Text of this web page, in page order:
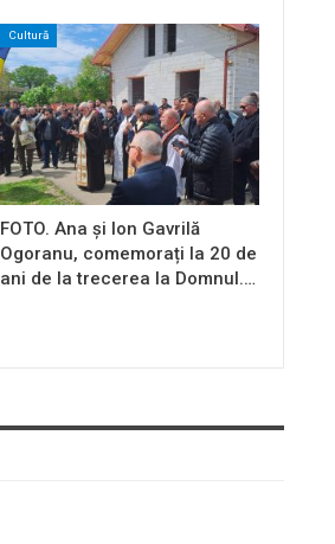
Cultură
FOTO. Ana și Ion Gavrilă
Ogoranu, comemorați la 20 de
ani de la trecerea la Domnul.…